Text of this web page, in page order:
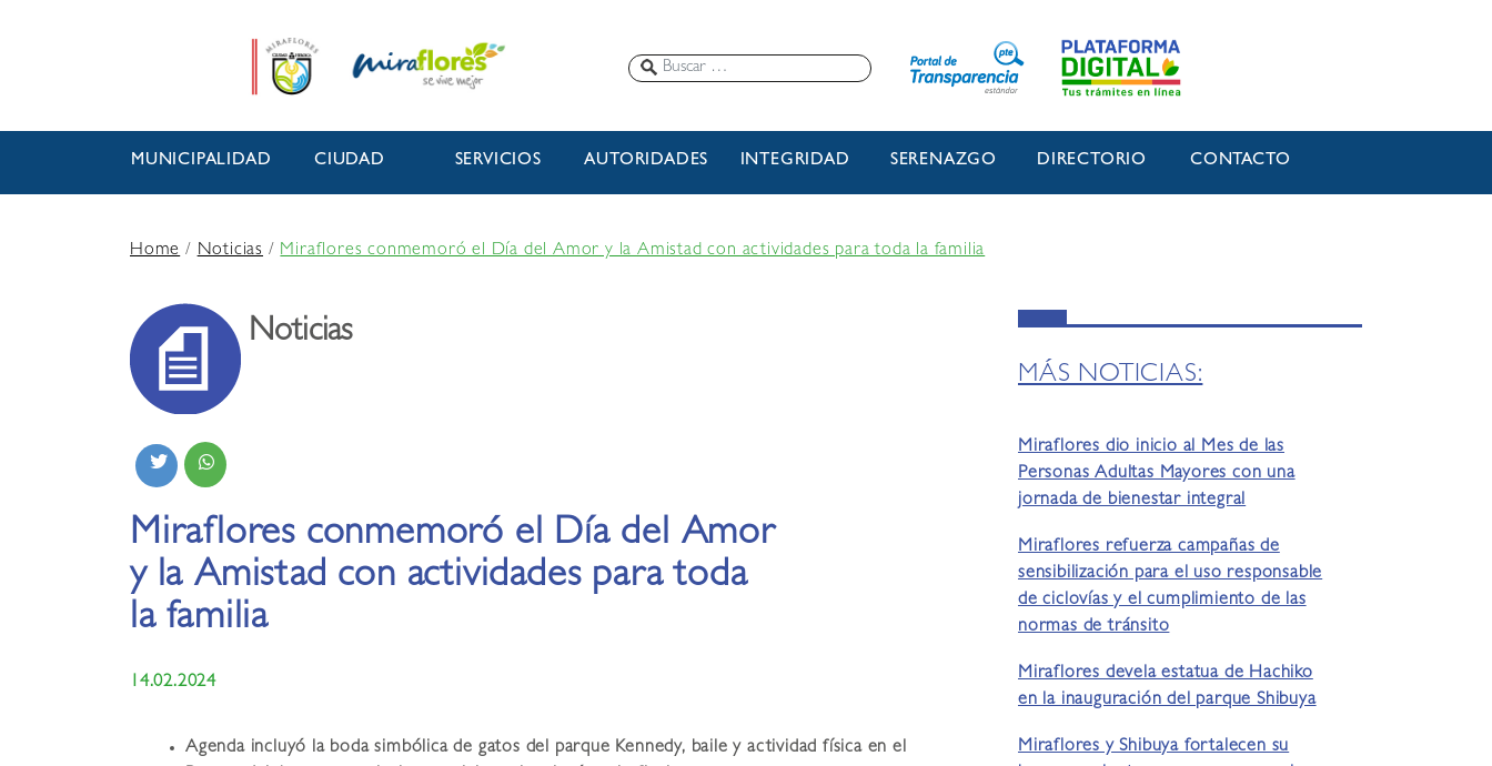
MUNICIPALIDAD CIUDAD SERVICIOS AUTORIDADES INTEGRIDAD SERENAZGO DIRECTORIO CONTACTO
Home/Noticias /Miraflores conmemoró el Día del Amor y la Amistad con actividades para toda la familia
Noticias
Miraflores conmemoró el Día del Amor
y la Amistad con actividades para toda
la familia
14.02.2024
Agenda incluyó la boda simbólica de gatos del parque Kennedy, baile y actividad física en el
MÁS NOTICIAS:
Miraflores dio inicio al Mes de las
Personas Adultas Mayores con una
jornada de bienestar integral
Miraflores refuerza campañas de
sensibilización para el uso responsable
de ciclovías y el cumplimiento de las
normas de tránsito
Miraflores devela estatua de Hachiko
en la inauguración del parque Shibuya
Miraflores y Shibuya fortalecen su